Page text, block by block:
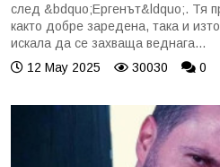
след &bdquo;Ергенът&ldquo;. Тя
както добре заредена, така и
искала да се захваща веднага...
12 May 2025
30030 0